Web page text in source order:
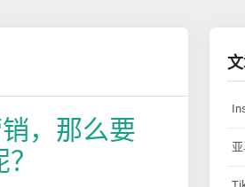
，那么要